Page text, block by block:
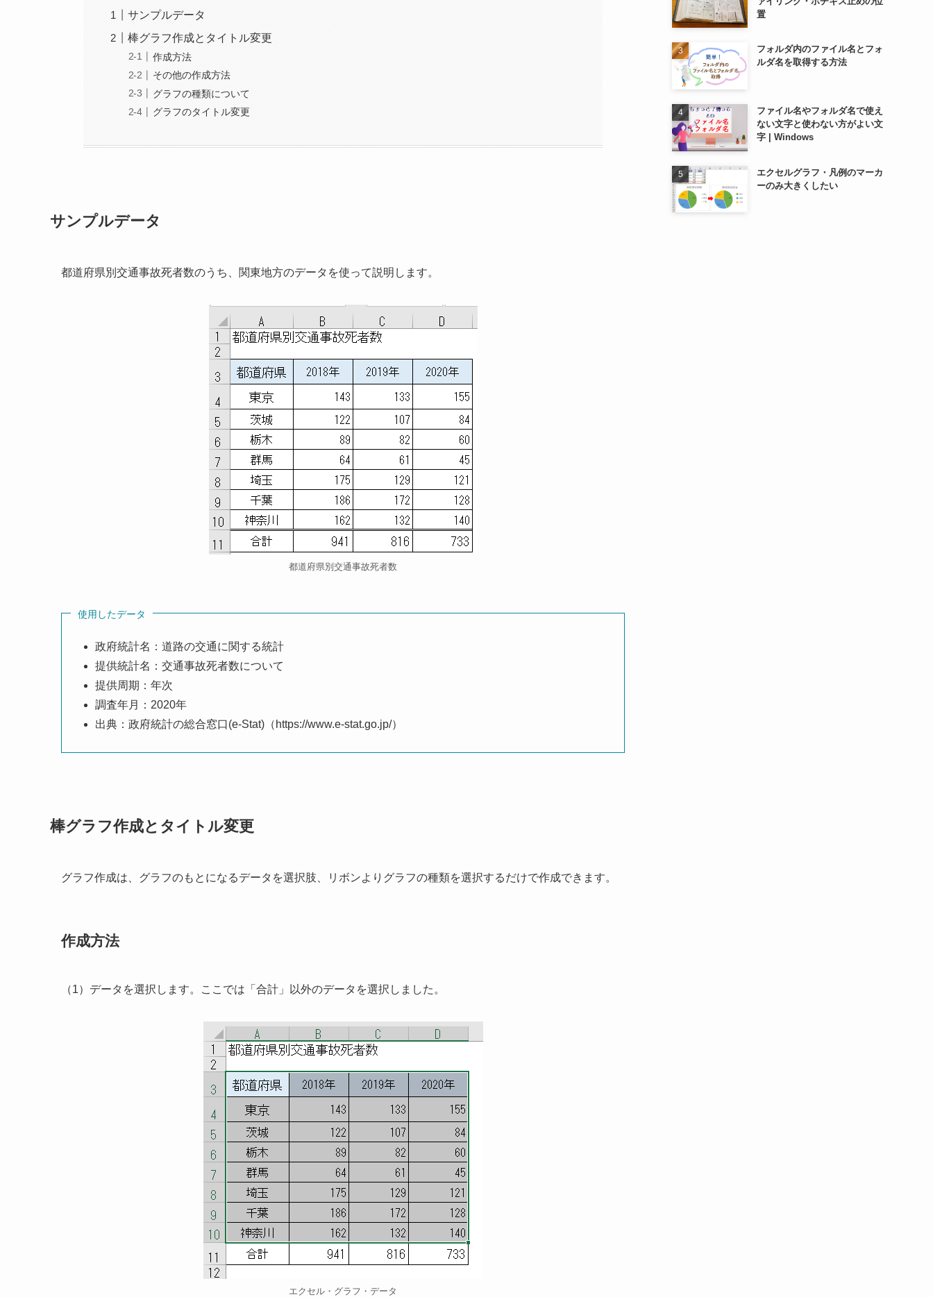
サンプルデータ
棒グラフ作成とタイトル変更
作成方法
その他の作成方法
グラフの種類について
グラフのタイトル変更
サンプルデータ
都道府県別交通事故死者数のうち、関東地方のデータを使って説明します。
都道府県別交通事故死者数
使用したデータ
政府統計名：道路の交通に関する統計
提供統計名：交通事故死者数について
提供周期：年次
調査年月：2020年
出典：政府統計の総合窓口(e-Stat)（https://www.e-stat.go.jp/）
棒グラフ作成とタイトル変更
グラフ作成は、グラフのもとになるデータを選択肢、リボンよりグラフの種類を選択するだけで作成できます。
作成方法
（1）データを選択します。ここでは「合計」以外のデータを選択しました。
エクセル・グラフ・データ
置
フォルダ内のファイル名とフォ
ルダ名を取得する方法
ファイル名やフォルダ名で使え
ない文字と使わない方がよい文
字 | Windows
エクセルグラフ・凡例のマーカ
ーのみ大きくしたい